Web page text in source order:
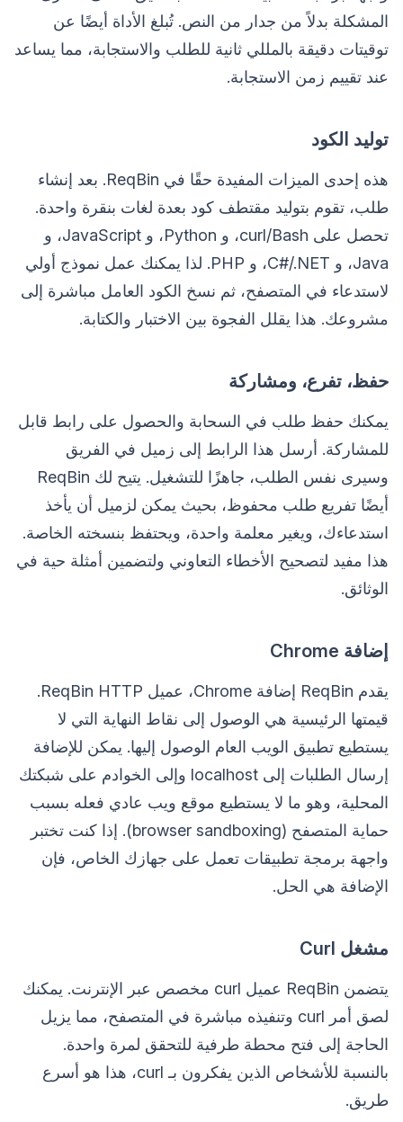
المشكلة بدلاً من جدار من النص. تُبلغ الأداة أيضًا عن
توقيتات دقيقة بالمللي ثانية للطلب والاستجابة، مما يساعد
عند تقييم زمن الاستجابة.
توليد الكود
هذه إحدى الميزات المفيدة حقًا في ReqBin. بعد إنشاء
طلب، تقوم بتوليد مقتطف كود بعدة لغات بنقرة واحدة.
تحصل على curl/Bash، و Python، و JavaScript، و
Java، و C#/.NET، و PHP. لذا يمكنك عمل نموذج أولي
لاستدعاء في المتصفح، ثم نسخ الكود العامل مباشرة إلى
مشروعك. هذا يقلل الفجوة بين الاختبار والكتابة.
حفظ، تفرع، ومشاركة
يمكنك حفظ طلب في السحابة والحصول على رابط قابل
للمشاركة. أرسل هذا الرابط إلى زميل في الفريق
وسيرى نفس الطلب، جاهزًا للتشغيل. يتيح لك ReqBin
أيضًا تفريع طلب محفوظ، بحيث يمكن لزميل أن يأخذ
استدعاءك، ويغير معلمة واحدة، ويحتفظ بنسخته الخاصة.
هذا مفيد لتصحيح الأخطاء التعاوني ولتضمين أمثلة حية في
الوثائق.
إضافة Chrome
يقدم ReqBin إضافة Chrome، عميل ReqBin HTTP.
قيمتها الرئيسية هي الوصول إلى نقاط النهاية التي لا
يستطيع تطبيق الويب العام الوصول إليها. يمكن للإضافة
إرسال الطلبات إلى localhost وإلى الخوادم على شبكتك
المحلية، وهو ما لا يستطيع موقع ويب عادي فعله بسبب
حماية المتصفح (browser sandboxing). إذا كنت تختبر
واجهة برمجة تطبيقات تعمل على جهازك الخاص، فإن
الإضافة هي الحل.
مشغل Curl
يتضمن ReqBin عميل curl مخصص عبر الإنترنت. يمكنك
لصق أمر curl وتنفيذه مباشرة في المتصفح، مما يزيل
الحاجة إلى فتح محطة طرفية للتحقق لمرة واحدة.
بالنسبة للأشخاص الذين يفكرون بـ curl، هذا هو أسرع
طريق.